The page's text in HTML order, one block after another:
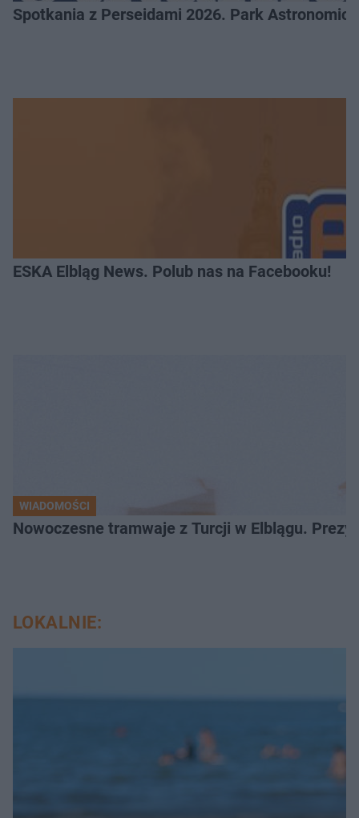
Spotkania z Perseidami 2026. Park
ESKA Elbląg News. Polub nas na Facebooku!
WIADOMOŚCI
Nowoczesne tramwaje z Turcji w Elblągu.
LOKALNIE: